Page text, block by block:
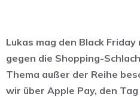
Lukas mag den Black
gegen die Shopping-
Thema außer der Reihe
wir über Apple Pay, den